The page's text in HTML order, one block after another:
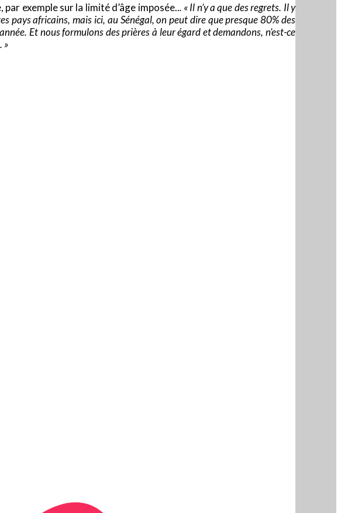
exemple sur la limité d’âge imposée... « Il n’y a que des regrets. Il y
pays africains, mais ici, au Sénégal, on peut dire que presque 80% des
Et nous formulons des prières à leur égard et demandons, n’est-ce
»